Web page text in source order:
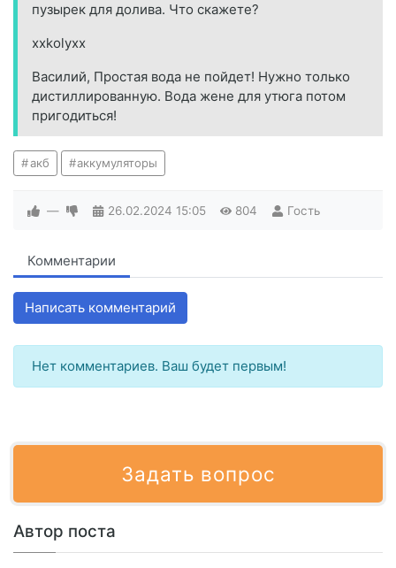
пузырек для долива. Что скажете?
xxkolyxx
Василий, Простая вода не пойдет! Нужно только
дистиллированную. Вода жене для утюга потом
пригодиться!
акб аккумуляторы
— 26.02.2024 15:05 804 Гость
Комментарии
Написать комментарий
Нет комментариев. Ваш будет первым!
Задать вопрос
Автор поста